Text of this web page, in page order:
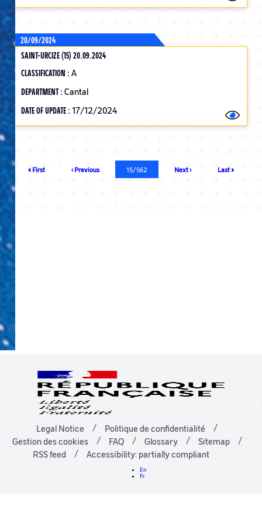
20/09/2024
SAINT-URCIZE (15) 20.09.2024
CLASSIFICATION : A
DEPARTMENT : Cantal
DATE OF UPDATE : 17/12/2024
Pagination
First
« First
Previous
‹ Previous
Current
page
15/562
Next
Next ›
Last
Last »
Legal Notice
Politique de confidentialité
Gestion des cookies
FAQ Glossary
Sitemap
RSS feed
Accessibility: partially compliant
En
Fr